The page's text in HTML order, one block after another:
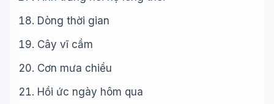
Dòng thời gian
Cây vĩ cầm
Cơn mưa chiều
Hồi ức ngày hôm qua